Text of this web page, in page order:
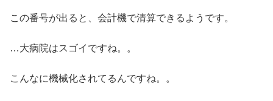
この番号が出ると、会計機で清算できるようです。
…大病院はスゴイですね。。
こんなに機械化されてるんですね。。